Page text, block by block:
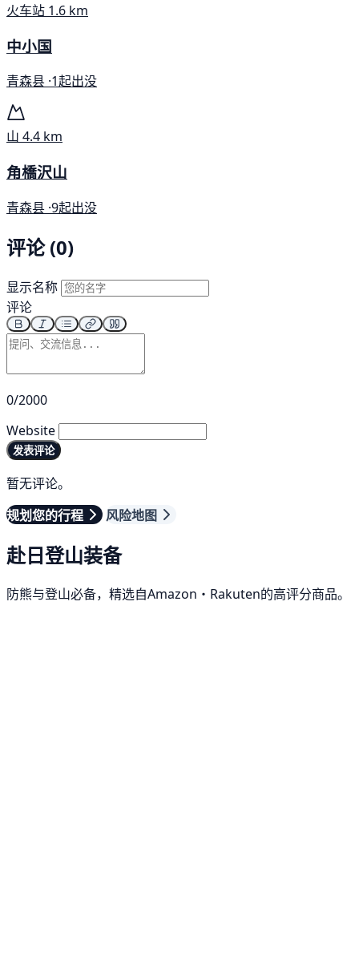
火车站 1.6 km
中小国
青森县 ·1起出没
山 4.4 km
角橋沢山
青森县 ·9起出没
评论 (0)
显示名称
评论
0/2000
Website
发表评论
暂无评论。
规划您的行程
风险地图
赴日登山装备
防熊与登山必备，精选自Amazon・Rakuten的高评分商品。